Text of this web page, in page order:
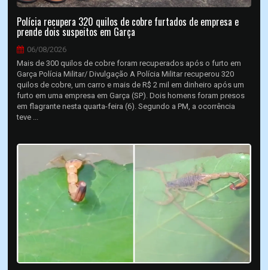
Polícia recupera 320 quilos de cobre furtados de empresa e
prende dois suspeitos em Garça
06/08/2026
Mais de 300 quilos de cobre foram recuperados após o furto em
Garça Polícia Militar/ Divulgação A Polícia Militar recuperou 320
quilos de cobre, um carro e mais de R$ 2 mil em dinheiro após um
furto em uma empresa em Garça (SP). Dois homens foram presos
em flagrante nesta quarta-feira (6). Segundo a PM, a ocorrência
teve ...